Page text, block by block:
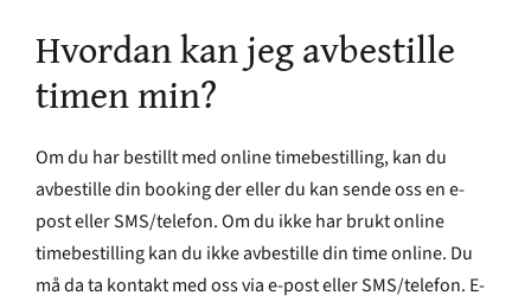
BEHANDLINGER
PRISER
SPØRSMÅL & SVAR
Hvordan kan jeg avbestille
timen min?
Om du har bestillt med online timebestilling, kan du
avbestille din booking der eller du kan sende oss en e-
post eller SMS/telefon. Om du ikke har brukt online
timebestilling kan du ikke avbestille din time online. Du
må da ta kontakt med oss via e-post eller SMS/telefon. E-